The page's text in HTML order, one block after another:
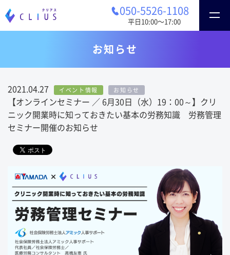
050-5526-1108
平日10:00〜17:00
お知らせ
2021.04.27 イベント情報 お知らせ
【オンラインセミナー ／ 6月30日（水）19：00～】クリ
ニック開業時に知っておきたい基本の労務知識 労務管理
セミナー開催のお知らせ